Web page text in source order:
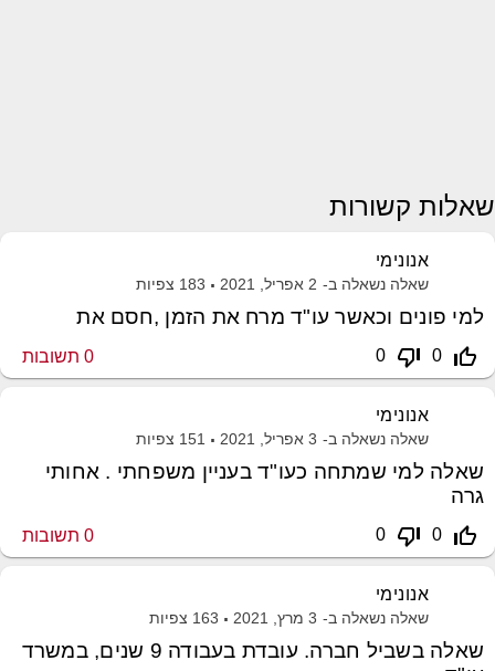
שאלות קשורות
אנונימי
שאלה נשאלה ב- 2 אפריל, 2021 183 צפיות
למי פונים וכאשר עו"ד מרח את הזמן ,חסם את
thumb_up_off_alt
0
thumb_down_off_alt
0
0 תשובות
אנונימי
שאלה נשאלה ב- 3 אפריל, 2021 151 צפיות
שאלה למי שמתחה כעו"ד בעניין משפחתי . אחותי
גרה
thumb_up_off_alt
0
thumb_down_off_alt
0
0 תשובות
אנונימי
שאלה נשאלה ב- 3 מרץ, 2021 163 צפיות
שאלה בשביל חברה. עובדת בעבודה 9 שנים, במשרד